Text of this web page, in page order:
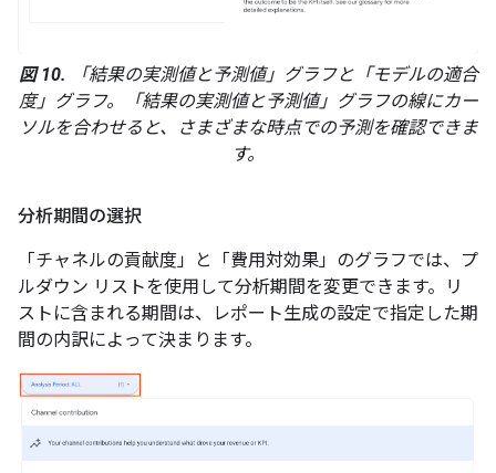
図 10. 「結果の実測値と予測値」グラフと「モデルの適合
度」グラフ。「結果の実測値と予測値」グラフの線にカー
ソルを合わせると、さまざまな時点での予測を確認できま
す。
分析期間の選択
「チャネルの貢献度」と「費用対効果」のグラフでは、プ
ルダウン リストを使用して分析期間を変更できます。リ
ストに含まれる期間は、レポート生成の設定で指定した期
間の内訳によって決まります。